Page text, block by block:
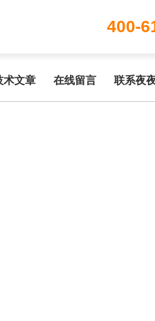
/www/wwwroot/T1.COM/func.php
400-
术文章 在线留言 联系夜